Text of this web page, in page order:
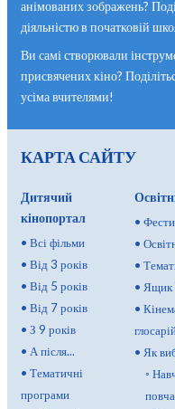
анімованих зображень?
діяльністю в початковій
Ви самі створювали
присвячених кіно?
усіма вчителями!
КАРТА САЙТУ
Дитячий
кінопортал
• Всі фільми
• Від 3 років
• Від 5 років
• Від 7 років
• З 9 років
• А після...
• Тематичні
програми
•
•
•
• Ящик
•
• Як
◦